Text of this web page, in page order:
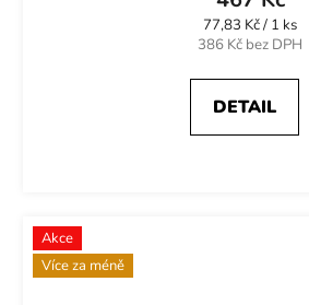
386 Kč bez DPH
Měrná
cena:
77,83 Kč / 1 ks
DETAIL
Akce
Více za méně